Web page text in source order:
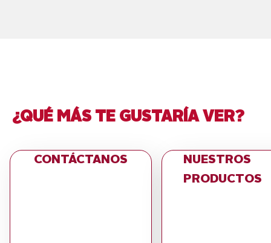
¿QUÉ MÁS TE GUSTARÍA VER?
CONTÁCTANOS
NUESTROS
PRODUCTOS